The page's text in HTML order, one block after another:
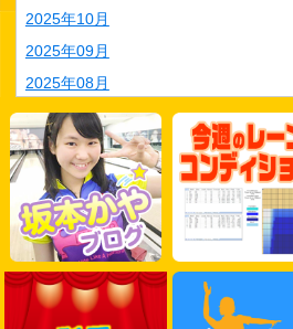
2025年10月
2025年09月
2025年08月
2025年07月
2025年06月
2025年05月
2025年04月
2025年03月
2025年02月
2025年01月